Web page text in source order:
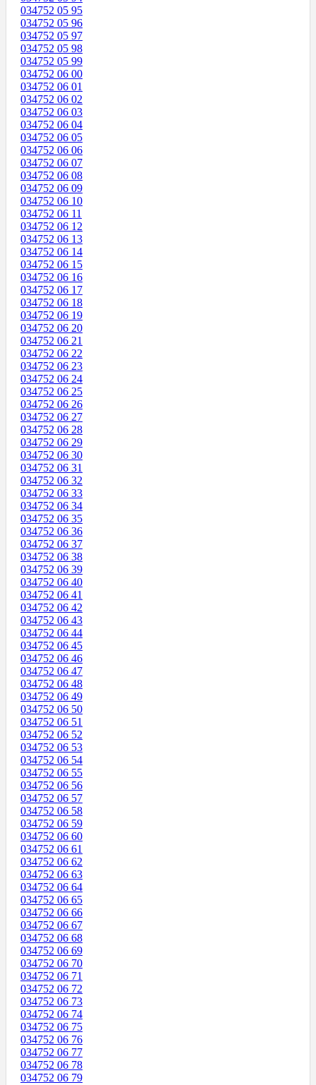
034752 05 95
034752 05 96
034752 05 97
034752 05 98
034752 05 99
034752 06 00
034752 06 01
034752 06 02
034752 06 03
034752 06 04
034752 06 05
034752 06 06
034752 06 07
034752 06 08
034752 06 09
034752 06 10
034752 06 11
034752 06 12
034752 06 13
034752 06 14
034752 06 15
034752 06 16
034752 06 17
034752 06 18
034752 06 19
034752 06 20
034752 06 21
034752 06 22
034752 06 23
034752 06 24
034752 06 25
034752 06 26
034752 06 27
034752 06 28
034752 06 29
034752 06 30
034752 06 31
034752 06 32
034752 06 33
034752 06 34
034752 06 35
034752 06 36
034752 06 37
034752 06 38
034752 06 39
034752 06 40
034752 06 41
034752 06 42
034752 06 43
034752 06 44
034752 06 45
034752 06 46
034752 06 47
034752 06 48
034752 06 49
034752 06 50
034752 06 51
034752 06 52
034752 06 53
034752 06 54
034752 06 55
034752 06 56
034752 06 57
034752 06 58
034752 06 59
034752 06 60
034752 06 61
034752 06 62
034752 06 63
034752 06 64
034752 06 65
034752 06 66
034752 06 67
034752 06 68
034752 06 69
034752 06 70
034752 06 71
034752 06 72
034752 06 73
034752 06 74
034752 06 75
034752 06 76
034752 06 77
034752 06 78
034752 06 79